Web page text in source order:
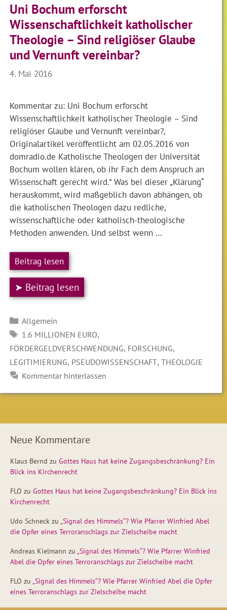
Uni Bochum erforscht
Wissenschaftlichkeit katholischer
Theologie – Sind religiöser Glaube
und Vernunft vereinbar?
4. Mai 2016
Kommentar zu: Uni Bochum erforscht
Wissenschaftlichkeit katholischer Theologie – Sind
religiöser Glaube und Vernunft vereinbar?,
Originalartikel veröffentlicht am 02.05.2016 von
domradio.de Katholische Theologen der Universität
Bochum wollen klären, ob ihr Fach dem Anspruch an
Wissenschaft gerecht wird.* Was bei dieser „Klärung“
herauskommt, wird maßgeblich davon abhängen, ob
die katholischen Theologen dazu redliche,
wissenschaftliche oder katholisch-theologische
Methoden anwenden. Und selbst wenn …
Beitrag lesen
➤ Beitrag lesen
Kategorien
Allgemein
SCHLAGWÖRTER
1.6 MILLIONEN EURO,
FÖRDERGELDVERSCHWENDUNG, FORSCHUNG,
LEGITIMIERUNG, PSEUDOWISSENSCHAFT,THEOLOGIE
Kommentar hinterlassen
Neue Kommentare
Klaus Bernd zu Gottes Haus hat keine Zugangsbeschränkung? Ein
Blick ins Kirchenrecht
FLO zu Gottes Haus hat keine Zugangsbeschränkung? Ein Blick ins
Kirchenrecht
Udo Schneck zu „Signal des Himmels“? Wie Pfarrer Winfried Abel
die Opfer eines Terroranschlags zur Zielscheibe macht
Andreas Kielmann zu „Signal des Himmels“? Wie Pfarrer Winfried
Abel die Opfer eines Terroranschlags zur Zielscheibe macht
FLO zu „Signal des Himmels“? Wie Pfarrer Winfried Abel die Opfer
eines Terroranschlags zur Zielscheibe macht